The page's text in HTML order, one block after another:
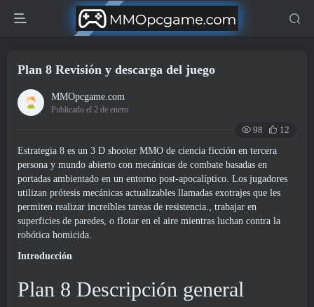
Plan 8 Revisión y descarga del juego
MMOpcgame.com
Publicado el 2 de enero
98
12
Estrategia 8 es un 3 D shooter MMO de ciencia ficción en tercera
persona y mundo abierto con mecánicas de combate basadas en
portadas ambientado en un entorno post-apocalíptico. Los jugadores
utilizan prótesis mecánicas actualizables llamadas exotrajes que les
permiten realizar increíbles tareas de resistencia., trabajar en
superficies de paredes, o flotar en el aire mientras luchan contra la
robótica homicida.
Introducción
Plan 8 Descripción general